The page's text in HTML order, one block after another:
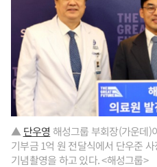
▲ 단우영 해성그룹 부회장(가운데)
기부금 1억 원 전달식에서 단우준
기념촬영을 하고 있다. <해성그룹>